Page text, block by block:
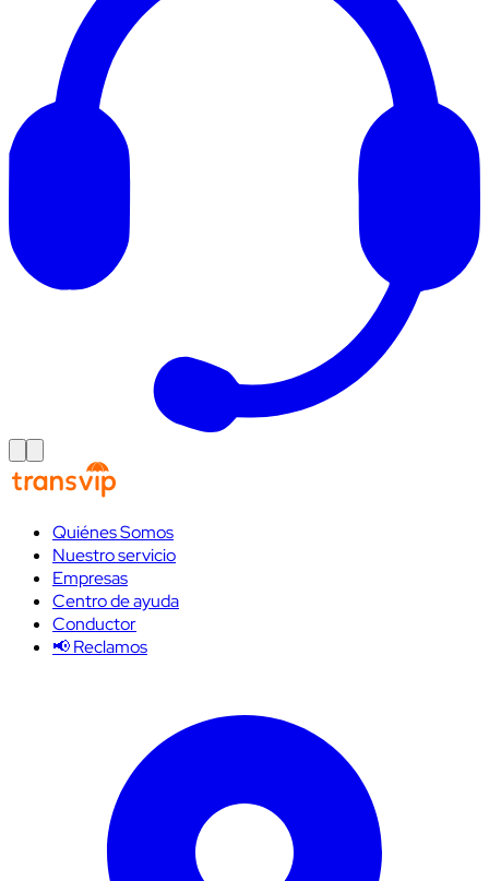
Quiénes Somos
Nuestro servicio
Empresas
Centro de ayuda
Conductor
📢 Reclamos